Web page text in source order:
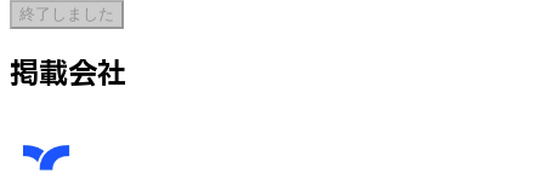
終了しました
掲載会社